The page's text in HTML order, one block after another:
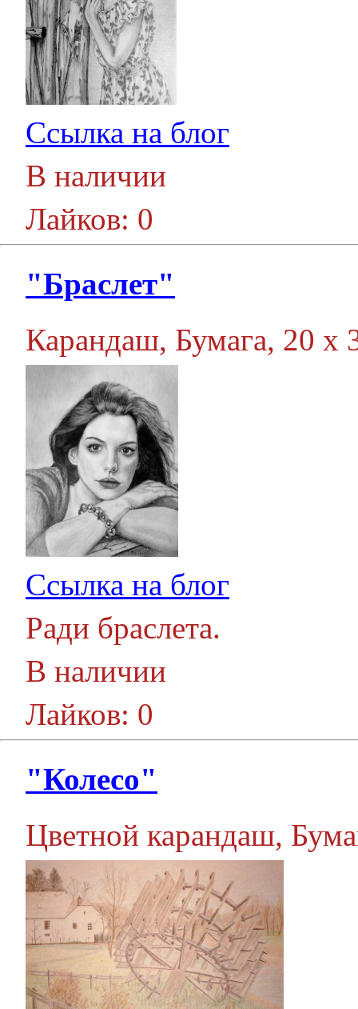
Ссылка на блог
В наличии
Лайков: 0
"Браслет"
Карандаш, Бумага, 20 х
Ссылка на блог
Ради браслета.
В наличии
Лайков: 0
"Колесо"
Цветной карандаш,